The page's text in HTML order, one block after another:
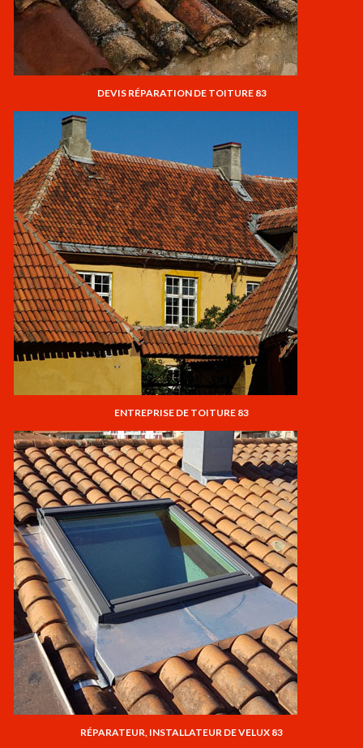
DEVIS RÉPARATION DE TOITURE 83
ENTREPRISE DE TOITURE 83
RÉPARATEUR, INSTALLATEUR DE VELUX 83